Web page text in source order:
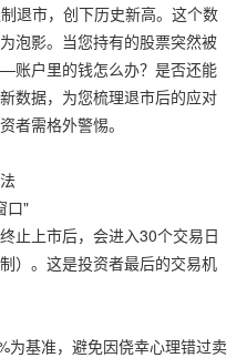
退市，创下历史新高。这个数
泡影。当您持有的股票突然被
账户里的钱怎么办？是否还能
数据，为您梳理退市后的应对
者需格外警惕。
口"
止上市后，会进入30个交易日
）。这是投资者最后的交易机
为基准，避免因侥幸心理错过卖